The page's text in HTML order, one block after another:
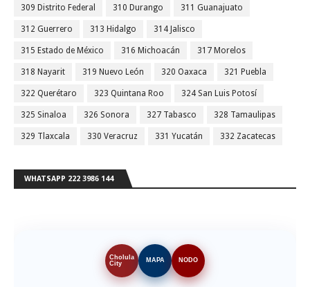
309 Distrito Federal 310 Durango 311 Guanajuato
312 Guerrero 313 Hidalgo 314 Jalisco
315 Estado de México 316 Michoacán 317 Morelos
318 Nayarit 319 Nuevo León 320 Oaxaca 321 Puebla
322 Querétaro 323 Quintana Roo 324 San Luis Potosí
325 Sinaloa 326 Sonora 327 Tabasco 328 Tamaulipas
329 Tlaxcala 330 Veracruz 331 Yucatán 332 Zacatecas
WHATSAPP 222 3986 144
Cholula
City
MAPA NODO